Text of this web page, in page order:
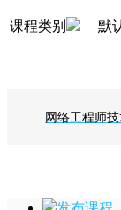
课程类别 默
网络工程师